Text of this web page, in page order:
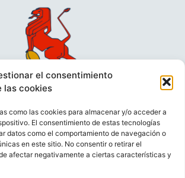
el consentimiento
las cookies
como las cookies para almacenar y/o acceder a
El consentimiento de estas tecnologías
datos como el comportamiento de navegación o
en este sitio. No consentir o retirar el
afectar negativamente a ciertas características y